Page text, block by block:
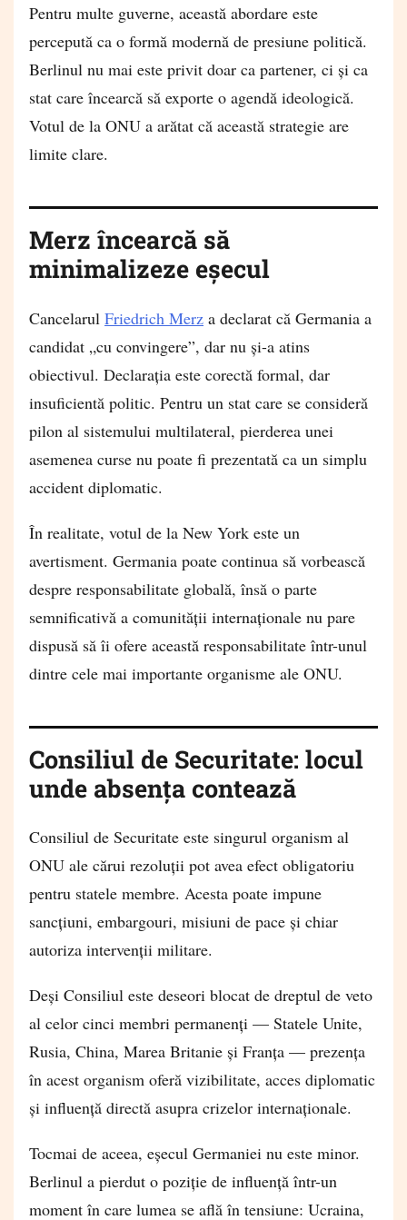
Pentru multe guverne, această abordare este
percepută ca o formă modernă de presiune politică.
Berlinul nu mai este privit doar ca partener, ci și ca
stat care încearcă să exporte o agendă ideologică.
Votul de la ONU a arătat că această strategie are
limite clare.
Merz încearcă să
minimalizeze eșecul
Cancelarul Friedrich Merz a declarat că Germania a
candidat „cu convingere”, dar nu și-a atins
obiectivul. Declarația este corectă formal, dar
insuficientă politic. Pentru un stat care se consideră
pilon al sistemului multilateral, pierderea unei
asemenea curse nu poate fi prezentată ca un simplu
accident diplomatic.
În realitate, votul de la New York este un
avertisment. Germania poate continua să vorbească
despre responsabilitate globală, însă o parte
semnificativă a comunității internaționale nu pare
dispusă să îi ofere această responsabilitate într-unul
dintre cele mai importante organisme ale ONU.
Consiliul de Securitate: locul
unde absența contează
Consiliul de Securitate este singurul organism al
ONU ale cărui rezoluții pot avea efect obligatoriu
pentru statele membre. Acesta poate impune
sancțiuni, embargouri, misiuni de pace și chiar
autoriza intervenții militare.
Deși Consiliul este deseori blocat de dreptul de veto
al celor cinci membri permanenți — Statele Unite,
Rusia, China, Marea Britanie și Franța — prezența
în acest organism oferă vizibilitate, acces diplomatic
și influență directă asupra crizelor internaționale.
Tocmai de aceea, eșecul Germaniei nu este minor.
Berlinul a pierdut o poziție de influență într-un
moment în care lumea se află în tensiune: Ucraina,